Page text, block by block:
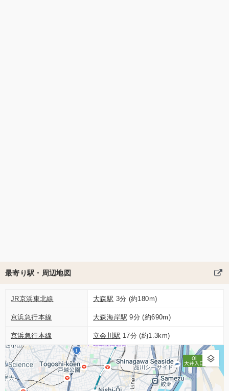
最寄り駅・周辺地図
JR京浜東北線 大森駅 3分 (約180m)
京浜急行本線 大森海岸駅 9分 (約690m)
京浜急行本線 立会川駅 17分 (約1.3km)